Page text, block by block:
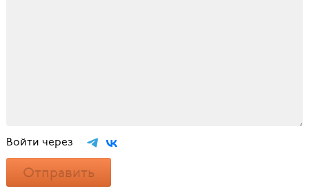
Войти через
Отправить